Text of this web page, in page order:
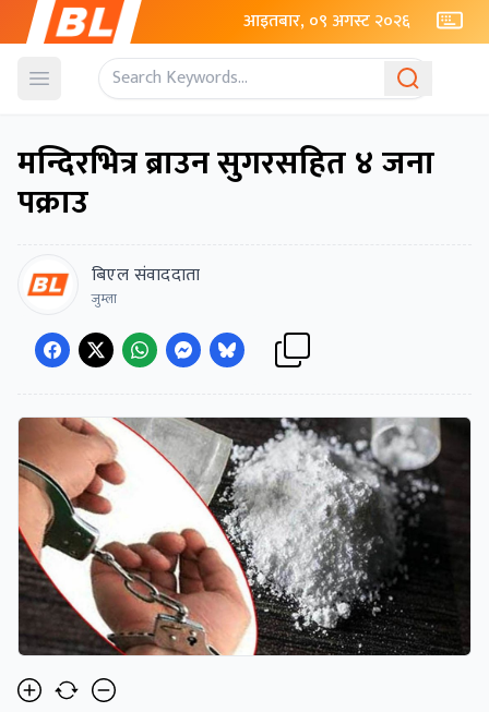
आइतबार, ०९ अगस्ट २०२६
Open menu
मन्दिरभित्र ब्राउन सुगरसहित ४ जना
पक्राउ
बिएल संवाददाता
जुम्ला